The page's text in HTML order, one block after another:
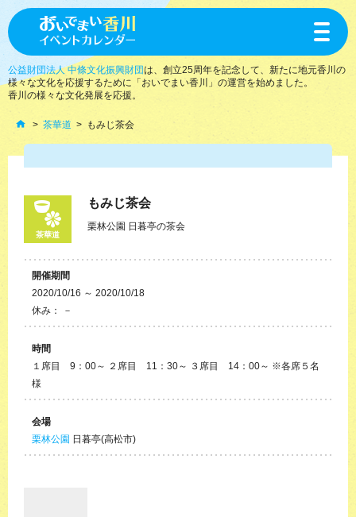
toggle
公益財団法人 中條文化振興財団は、創立25周年を記念して、新たに地元香川の
様々な文化を応援するために「おいでまい香川」の運営を始めました。
香川の様々な文化発展を応援。
茶華道 もみじ茶会
茶華道
もみじ茶会
栗林公園 日暮亭の茶会
開催期間
2020/10/16 ～ 2020/10/18
休み： －
時間
１席目 9：00～ ２席目 11：30～ ３席目 14：00～ ※各席５名
様
会場
栗林公園 日暮亭(高松市)